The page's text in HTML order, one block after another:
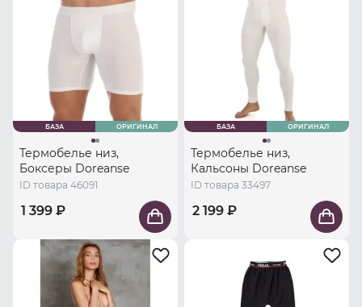
БАЗА ОРИГИНАЛ
Термобелье низ,
Боксеры Doreanse
ID товара 46091
1 399 ₽
БАЗА ОРИГИНАЛ
Термобелье низ,
Кальсоны Doreanse
ID товара 33497
2 199 ₽